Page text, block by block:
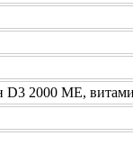
2000 МЕ,